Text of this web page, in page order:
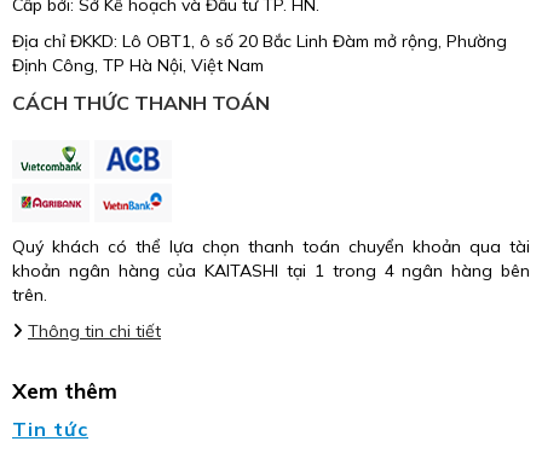
Cấp bởi: Sở Kế hoạch và Đầu tư TP. HN.
Địa chỉ ĐKKD: Lô OBT1, ô số 20 Bắc Linh Đàm mở rộng, Phường
Định Công, TP Hà Nội, Việt Nam
CÁCH THỨC THANH TOÁN
Quý khách có thể lựa chọn thanh toán chuyển khoản qua tài
khoản ngân hàng của KAITASHI tại 1 trong 4 ngân hàng bên
trên.
Thông tin chi tiết
Xem thêm
Tin tức